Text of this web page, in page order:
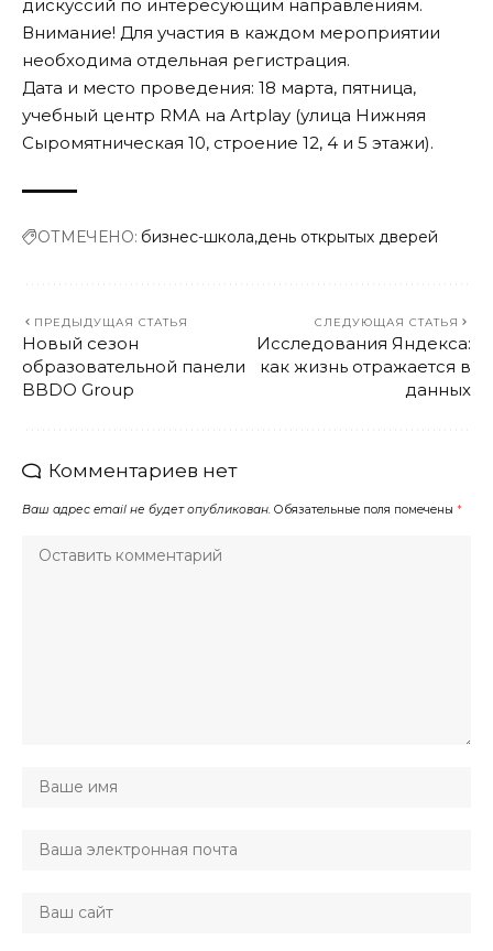
дискуссий по интересующим направлениям.
Внимание! Для участия в каждом мероприятии
необходима отдельная регистрация.
Дата и место проведения: 18 марта, пятница,
учебный центр RMA на Artplay (улица Нижняя
Сыромятническая 10, строение 12, 4 и 5 этажи).
ОТМЕЧЕНО: бизнес-школа день открытых дверей
ПРЕДЫДУЩАЯ СТАТЬЯ
Новый сезон
образовательной панели
BBDO Group
СЛЕДУЮЩАЯ СТАТЬЯ
Исследования Яндекса:
как жизнь отражается в
данных
Комментариев нет
Ваш адрес email не будет опубликован. Обязательные поля помечены *